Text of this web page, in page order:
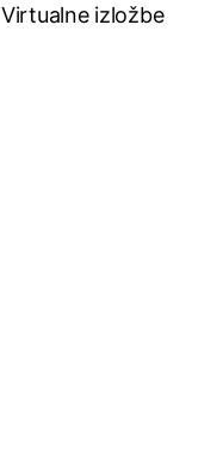
Virtualne izložbe